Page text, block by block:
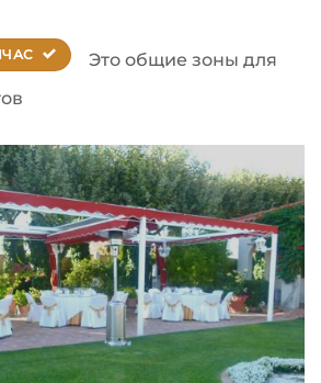
Это общие зоны для